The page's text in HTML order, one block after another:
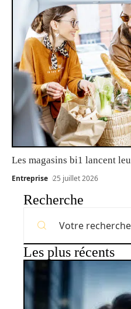
Les magasins bi1 lancent
Entreprise 25 juillet 2026
Recherche
Les plus récents